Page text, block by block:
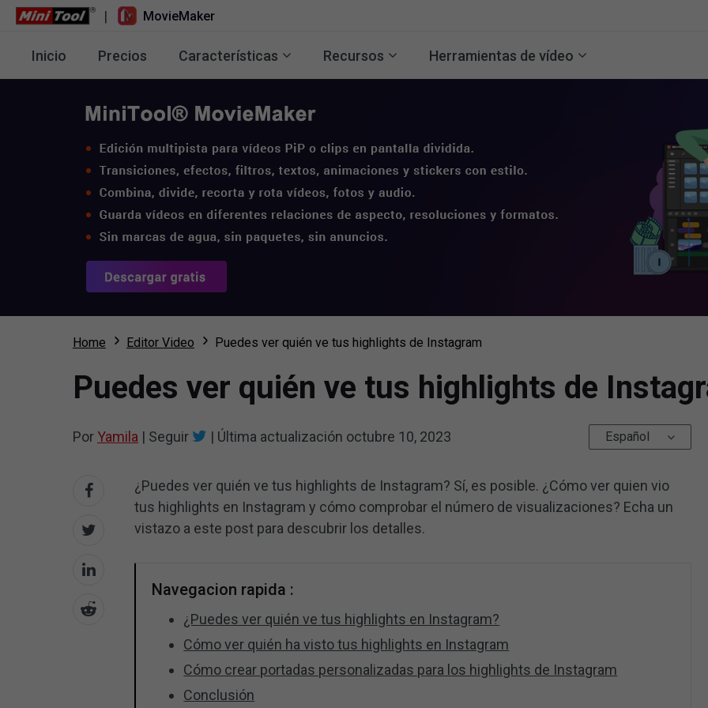
| MovieMaker
Inicio Precios Características Recursos Herramientas de vídeo
Home Editor Video Puedes ver quién ve tus highlights de Instagram
Puedes ver quién ve tus highlights de
Por Yamila | Seguir | Última actualización octubre 10, 2023 Español
¿Puedes ver quién ve tus highlights de Instagram? Sí, es posible. ¿Cómo ver quien vio
tus highlights en Instagram y cómo comprobar el número de visualizaciones? Echa un
vistazo a este post para descubrir los detalles.
Navegacion rapida :
¿Puedes ver quién ve tus highlights en Instagram?
Cómo ver quién ha visto tus highlights en Instagram
Cómo crear portadas personalizadas para los highlights de Instagram
Conclusión